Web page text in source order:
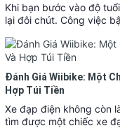
Khi bạn bước vào độ
lại đôi chút. Công việc
Đánh Giá Wiibike: Một
Hợp Túi Tiền
Xe đạp điện không còn
tìm được một chiếc xe